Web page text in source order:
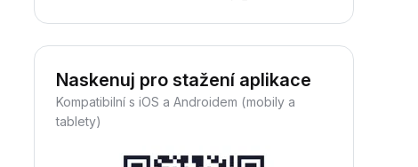
Naskenuj pro stažení aplikace
Kompatibilní s iOS a Androidem (mobily a
tablety)